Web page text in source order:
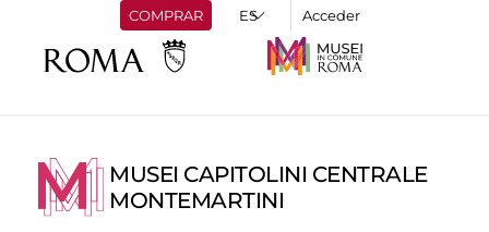
COMPRAR Acceder
MUSEI CAPITOLINI CENTRALE
MONTEMARTINI